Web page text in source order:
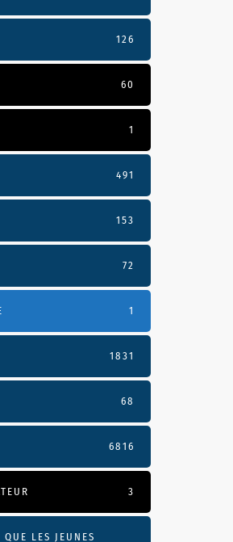
126
60
1
491
153
72
1
1831
68
6816
3
LES JEUNES